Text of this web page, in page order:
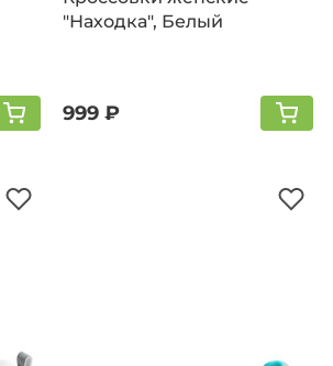
"Находка", Белый
999 ₽